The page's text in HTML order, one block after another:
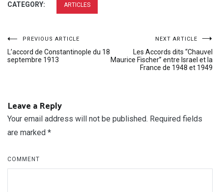
CATEGORY: ARTICLES
Post
navigation
PREVIOUS ARTICLE
L’accord de Constantinople du 18
septembre 1913
NEXT ARTICLE
Les Accords dits “Chauvel
Maurice Fischer” entre Israel et la
France de 1948 et 1949
Leave a Reply
Your email address will not be published. Required fields
are marked *
COMMENT